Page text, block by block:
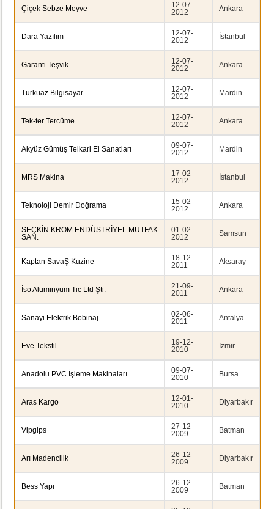
Çiçek Sebze Meyve
12-07-
2012
Ankara
Dara Yazılım
12-07-
2012
İstanbul
Garanti Teşvik
12-07-
2012
Ankara
Turkuaz Bilgisayar
12-07-
2012
Mardin
Tek-ter Tercüme
12-07-
2012
Ankara
Akyüz Gümüş Telkari El Sanatları
09-07-
2012
Mardin
MRS Makina
17-02-
2012
İstanbul
Teknoloji Demir Doğrama
15-02-
2012
Ankara
SEÇKİN KROM ENDÜSTRİYEL MUTFAK
SAN.
01-02-
2012
Samsun
Kaptan SavaŞ Kuzine
18-12-
2011
Aksaray
İso Aluminyum Tic Ltd Şti.
21-09-
2011
Ankara
Sanayi Elektrik Bobinaj
02-06-
2011
Antalya
Eve Tekstil
19-12-
2010
İzmir
Anadolu PVC İşleme Makinaları
09-07-
2010
Bursa
Aras Kargo
12-01-
2010
Diyarbakır
Vipgips
27-12-
2009
Batman
Arı Madencilik
26-12-
2009
Diyarbakır
Bess Yapı
26-12-
2009
Batman